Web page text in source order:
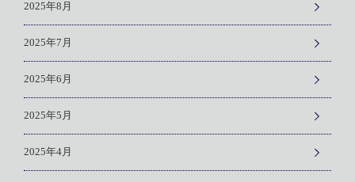
2025年8月
2025年7月
2025年6月
2025年5月
2025年4月